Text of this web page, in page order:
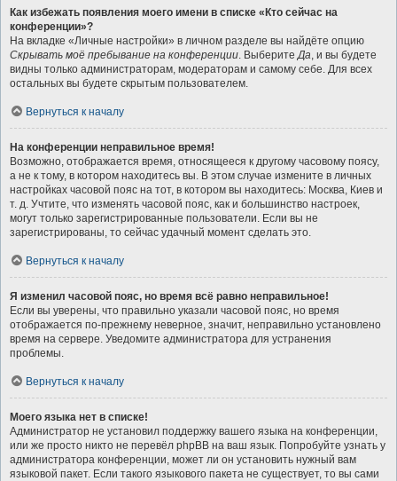
Как избежать появления моего имени в списке «Кто сейчас на
конференции»?
На вкладке «Личные настройки» в личном разделе вы найдёте опцию
Скрывать моё пребывание на конференции. ВыберитеДа, и вы будете
видны только администраторам, модераторам и самому себе. Для всех
остальных вы будете скрытым пользователем.
Вернуться к началу
На конференции неправильное время!
Возможно, отображается время, относящееся к другому часовому поясу,
а не к тому, в котором находитесь вы. В этом случае измените в личных
настройках часовой пояс на тот, в котором вы находитесь: Москва, Киев и
т. д. Учтите, что изменять часовой пояс, как и большинство настроек,
могут только зарегистрированные пользователи. Если вы не
зарегистрированы, то сейчас удачный момент сделать это.
Вернуться к началу
Я изменил часовой пояс, но время всё равно неправильное!
Если вы уверены, что правильно указали часовой пояс, но время
отображается по-прежнему неверное, значит, неправильно установлено
время на сервере. Уведомите администратора для устранения
проблемы.
Вернуться к началу
Моего языка нет в списке!
Администратор не установил поддержку вашего языка на конференции,
или же просто никто не перевёл phpBB на ваш язык. Попробуйте узнать у
администратора конференции, может ли он установить нужный вам
языковой пакет. Если такого языкового пакета не существует, то вы сами